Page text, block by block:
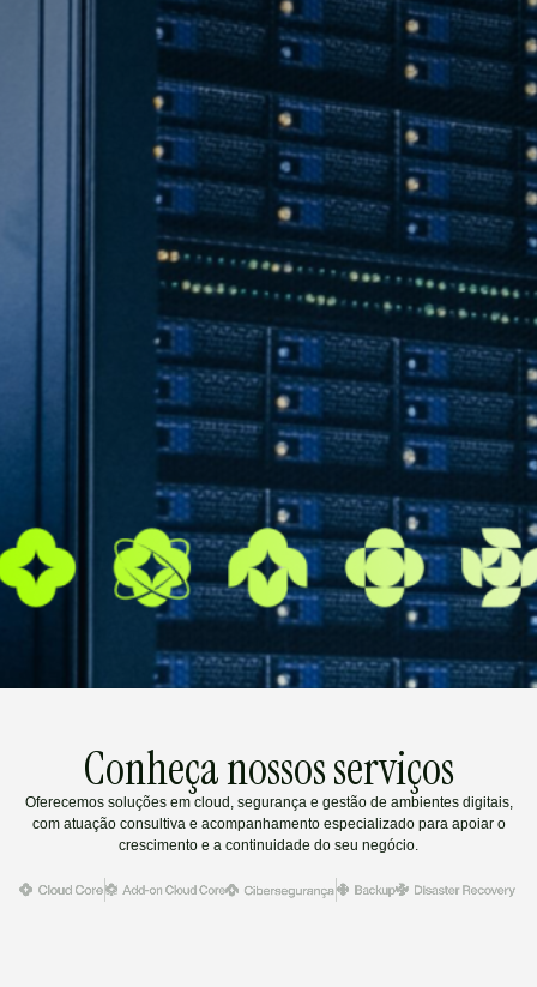
Conheça nossos serviços
Oferecemos soluções em cloud, segurança e gestão de ambientes digitais,
com atuação consultiva e acompanhamento especializado para apoiar o
crescimento e a continuidade do seu negócio.